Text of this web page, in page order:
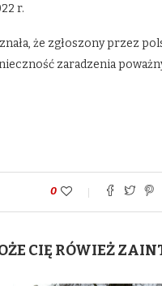
r.
że zgłoszony przez
zaradzenia
0
CIĘ RÓWIEŻ